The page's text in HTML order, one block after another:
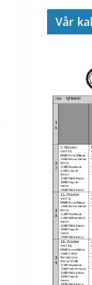
Vår